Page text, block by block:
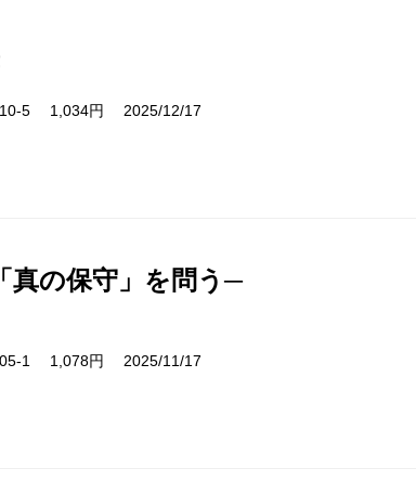
5 1,034円 2025/12/17
真の保守」を問う─
1 1,078円 2025/11/17